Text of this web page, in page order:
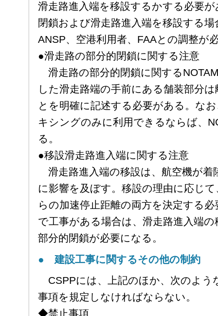
滑走路進入端を移設するかする必要
閉鎖および滑走路進入端を移設する
ANSP、空港利用者、FAAとの調整が
●滑走路の部分的閉鎖に関する注意
滑走路の部分的閉鎖に関する
した滑走路端の手前にある舗装部分
とを明確に記述する必要がある。な
キシングのみに利用できるならば、
る。
●移設滑走路進入端に関する注意
滑走路進入端の移設は、航空機が着
に影響を及ぼす。移設の理由に応じ
らの加速停止距離の両方を決定する
で工事がある場合は、滑走路進入端
部分的閉鎖が必要になる。
● 建設工事に関するその他の制約
CSPPには、上記のほか、次のよう
事項を規定しなければならない。
◆禁止事項